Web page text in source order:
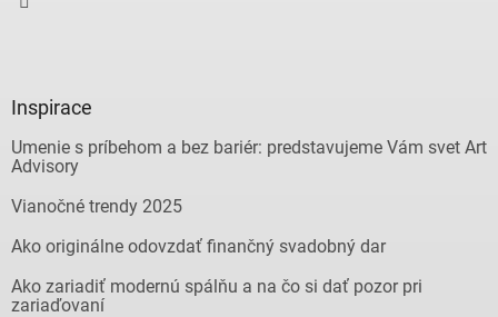
Inspirace
Umenie s príbehom a bez bariér: predstavujeme Vám svet Art
Advisory
Vianočné trendy 2025
Ako originálne odovzdať finančný svadobný dar
Ako zariadiť modernú spálňu a na čo si dať pozor pri
zariaďovaní